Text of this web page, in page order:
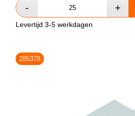
Levertijd 3-5 werkdagen
285378